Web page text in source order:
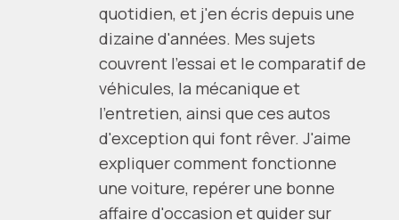
quotidien, et j'en écris depuis une
dizaine d'années. Mes sujets
couvrent l'essai et le comparatif de
véhicules, la mécanique et
l'entretien, ainsi que ces autos
d'exception qui font rêver. J'aime
expliquer comment fonctionne
une voiture, repérer une bonne
affaire d'occasion et guider sur